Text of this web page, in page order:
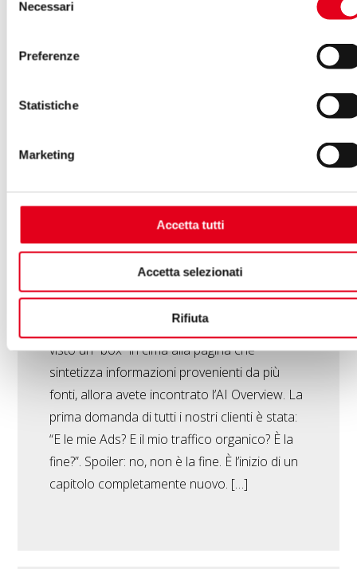
delNecessari
Preferenze
Statistiche
Marketing
Accetta tutti
Accetta selezionati
Rifiuta
frontiera della SERP di
ridisegnando la SERP di Google: l’AI Overview.
Se ultimamente, cercando qualcosa, avete
visto un “box” in cima alla pagina che
sintetizza informazioni provenienti da più
fonti, allora avete incontrato l’AI Overview. La
prima domanda di tutti i nostri clienti è stata:
“E le mie Ads? E il mio traffico organico? È la
fine?”. Spoiler: no, non è la fine. È l’inizio di un
capitolo completamente nuovo. […]